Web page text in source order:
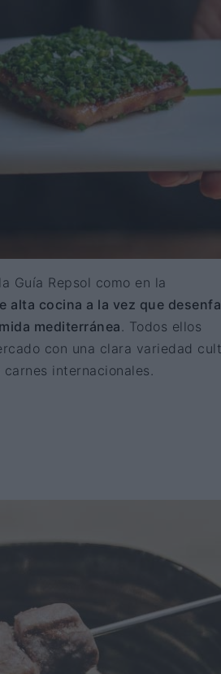
Guía Repsol como en la
alta cocina a la vez que
mediterránea. Todos ellos
con una clara variedad
internacionales.